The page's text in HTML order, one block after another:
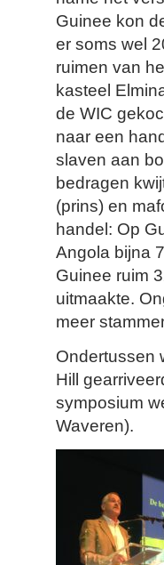
Guinee kon
er soms wel
ruimen van
kasteel
de WIC
naar een
slaven aan
bedragen
(prins) en
handel: Op
Angola bijna
Guinee ruim
uitmaakte.
meer
Ondertussen
Hill
symposium
Waveren).